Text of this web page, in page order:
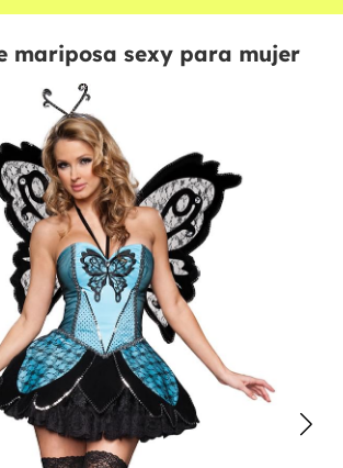
mariposa sexy para mujer